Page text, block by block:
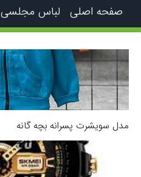
صفحه اصلی لباس مجلسی
مدل سویشرت پسرانه بچه گانه